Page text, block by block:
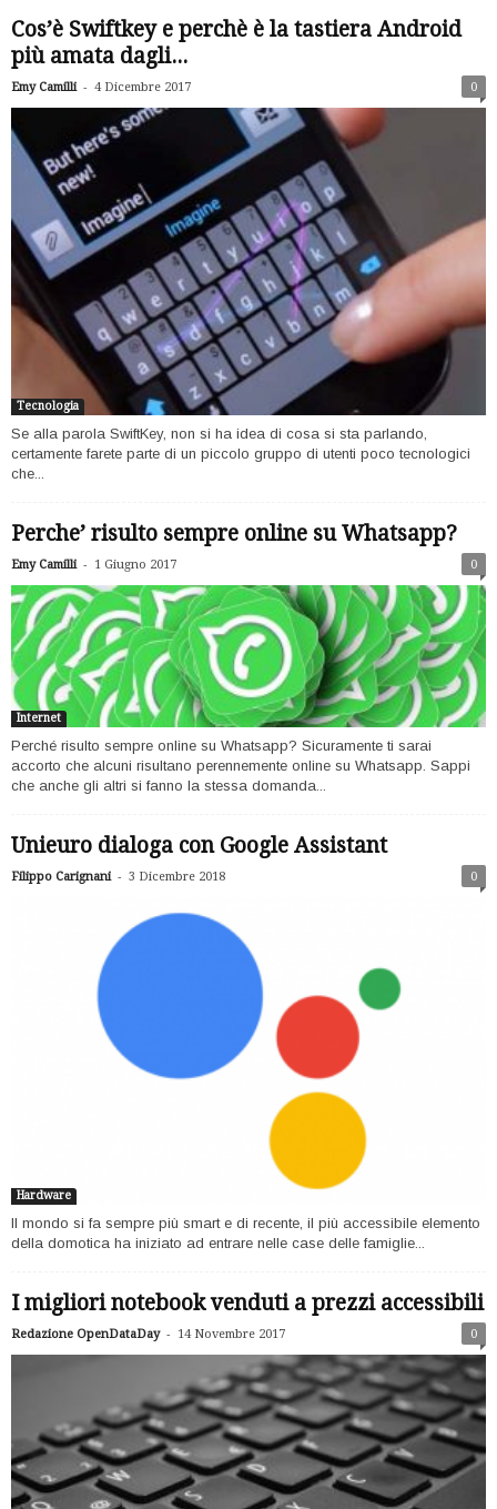
Cos’è Swiftkey e perchè è la tastiera Android
più amata dagli...
Emy Camilli - 4 Dicembre 2017 0
Tecnologia
Se alla parola SwiftKey, non si ha idea di cosa si sta parlando,
certamente farete parte di un piccolo gruppo di utenti poco tecnologici
che...
Perche’ risulto sempre online su Whatsapp?
Emy Camilli - 1 Giugno 2017 0
Internet
Perché risulto sempre online su Whatsapp? Sicuramente ti sarai
accorto che alcuni risultano perennemente online su Whatsapp. Sappi
che anche gli altri si fanno la stessa domanda...
Unieuro dialoga con Google Assistant
Filippo Carignani - 3 Dicembre 2018 0
Hardware
Il mondo si fa sempre più smart e di recente, il più accessibile elemento
della domotica ha iniziato ad entrare nelle case delle famiglie...
I migliori notebook venduti a prezzi accessibili
Redazione OpenDataDay - 14 Novembre 2017 0